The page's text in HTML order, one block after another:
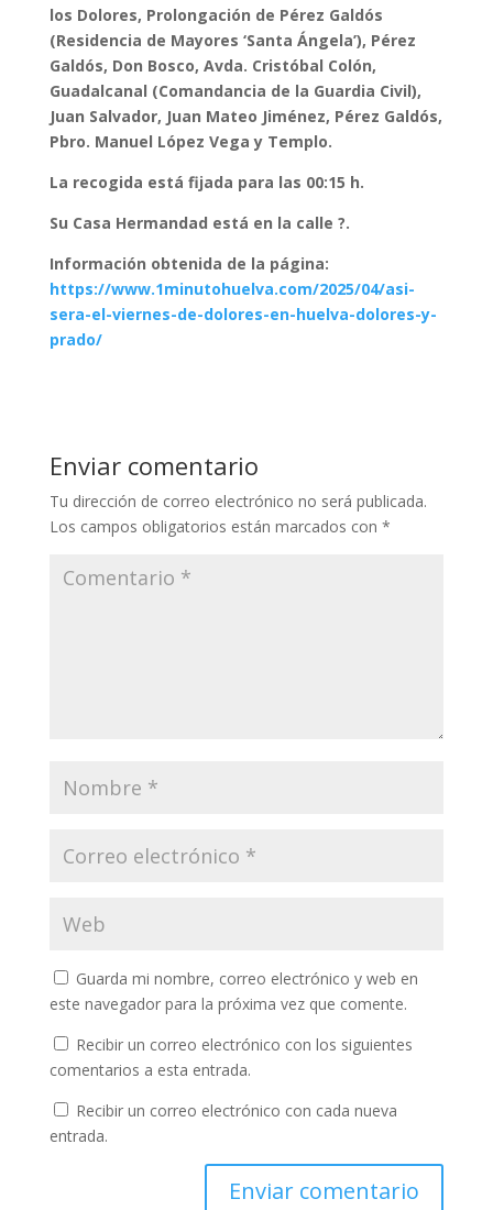
los Dolores, Prolongación de Pérez Galdós
(Residencia de Mayores ‘Santa Ángela’), Pérez
Galdós, Don Bosco, Avda. Cristóbal Colón,
Guadalcanal (Comandancia de la Guardia Civil),
Juan Salvador, Juan Mateo Jiménez, Pérez Galdós,
Pbro. Manuel López Vega y Templo.
La recogida está fijada para las 00:15 h.
Su Casa Hermandad está en la calle ?.
Información obtenida de la página:
https://www.1minutohuelva.com/2025/04/asi-
sera-el-viernes-de-dolores-en-huelva-dolores-y-
prado/
Enviar comentario
Tu dirección de correo electrónico no será publicada.
Los campos obligatorios están marcados con *
Guarda mi nombre, correo electrónico y web en
este navegador para la próxima vez que comente.
Recibir un correo electrónico con los siguientes
comentarios a esta entrada.
Recibir un correo electrónico con cada nueva
entrada.